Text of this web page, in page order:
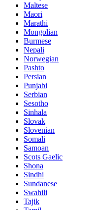
Maltese
Maori
Marathi
Mongolian
Burmese
Nepali
Norwegian
Pashto
Persian
Punjabi
Serbian
Sesotho
Sinhala
Slovak
Slovenian
Somali
Samoan
Scots Gaelic
Shona
Sindhi
Sundanese
Swahili
Tajik